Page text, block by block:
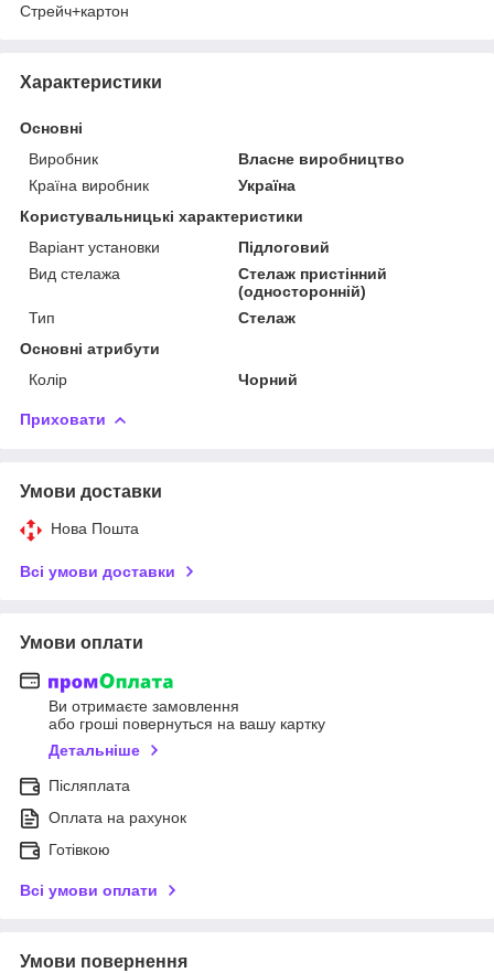
Стрейч+картон
Характеристики
Основні
Виробник
Власне виробництво
Країна виробник
Україна
Користувальницькі характеристики
Варіант установки
Підлоговий
Вид стелажа
Стелаж пристінний
(односторонній)
Тип
Стелаж
Основні атрибути
Колір
Чорний
Приховати
Умови доставки
Нова Пошта
Всі умови доставки
Умови оплати
Ви отримаєте замовлення
або гроші повернуться на вашу картку
Детальніше
Післяплата
Оплата на рахунок
Готівкою
Всі умови оплати
Умови повернення